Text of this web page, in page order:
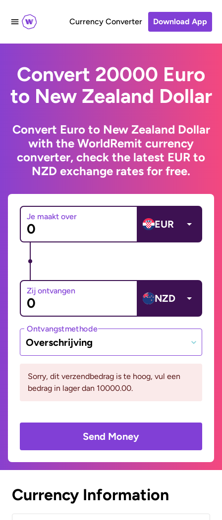
Currency Converter Download App
Convert 20000 Euro
to New Zealand Dollar
Convert Euro to New Zealand Dollar
with the WorldRemit currency
converter, check the latest EUR to
NZD exchange rates for free.
Je maakt over
EUR
Zij ontvangen
NZD
Ontvangstmethode
Overschrijving
Sorry, dit verzendbedrag is te hoog, vul een
bedrag in lager dan 10000.00.
Send Money
Currency Information